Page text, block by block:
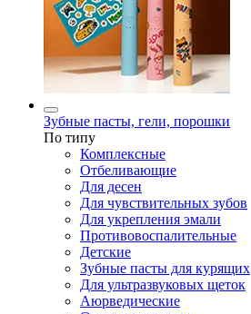
Зубные пасты, гели, порошки
По типу
Комплексные
Отбеливающие
Для десен
Для чувствительных зубов
Для укрепления эмали
Противовоспалительные
Детские
Зубные пасты для курящих
Для ультразвуковых щеток
Аюрведические